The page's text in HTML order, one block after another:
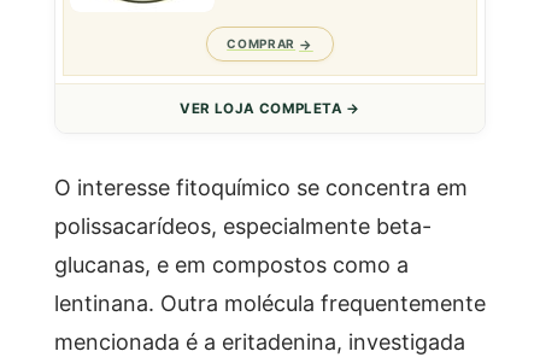
COMPRAR
VER LOJA COMPLETA →
O interesse fitoquímico se concentra em
polissacarídeos, especialmente beta-
glucanas, e em compostos como a
lentinana. Outra molécula frequentemente
mencionada é a eritadenina, investigada